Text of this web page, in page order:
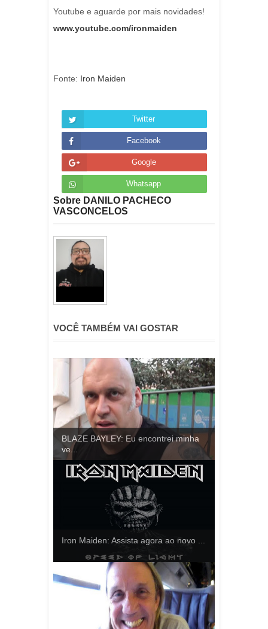
Youtube e aguarde por mais novidades!
www.youtube.com/ironmaiden
Fonte: Iron Maiden
Twitter
Facebook
Google
Whatsapp
Sobre DANILO PACHECO
VASCONCELOS
VOCÊ TAMBÉM VAI GOSTAR
BLAZE BAYLEY: Eu encontrei minha
ve...
Iron Maiden: Assista agora ao novo ...